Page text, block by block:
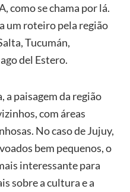
como se chama por lá.
um roteiro pela região
Tucumán,
del Estero.
a paisagem da região
com áreas
No caso de Jujuy,
bem pequenos, o
interessante para
sobre a cultura e a